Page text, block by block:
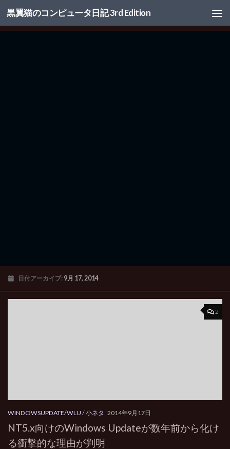
コンテンツへスキップ
黒翼猫のコンピュータ日記 3rd Edition
日付アーカイブ: 9月 17, 2014
2
WINDOWSUPDATE/WLU /小ネタ 2014年9月17日
NT5.x向けのWindows Updateが数年前から化け
る衝撃的な理由が判明